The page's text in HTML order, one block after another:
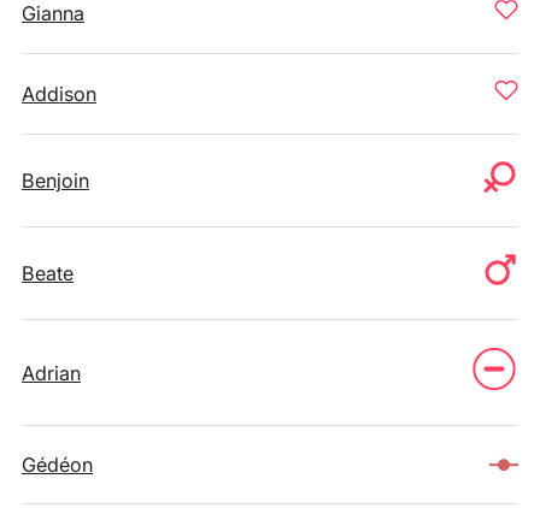
Gianna
Addison
Benjoin
Beate
Adrian
Gédéon